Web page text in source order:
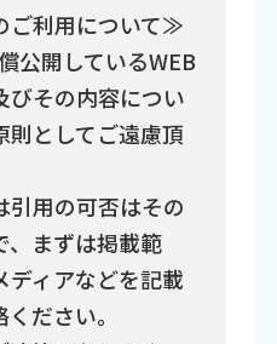
ご利用について≫
公開しているWEB
びその内容につい
則としてご遠慮頂
引用の可否はその
、まずは掲載範
ディアなどを記載
ださい。